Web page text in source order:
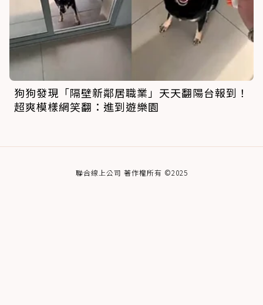
狗狗發現「隔壁新鄰居職業」天天翻陽台報到！
超爽模樣網笑翻：進到遊樂園
聯合線上公司 著作權所有 ©2025